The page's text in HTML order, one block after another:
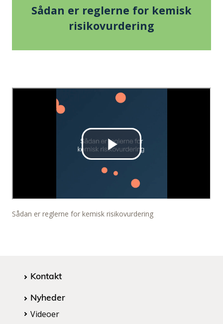
Sådan er reglerne for kemisk
risikovurdering
Sådan er reglerne for kemisk risikovurdering
Kontakt
Nyheder
Videoer